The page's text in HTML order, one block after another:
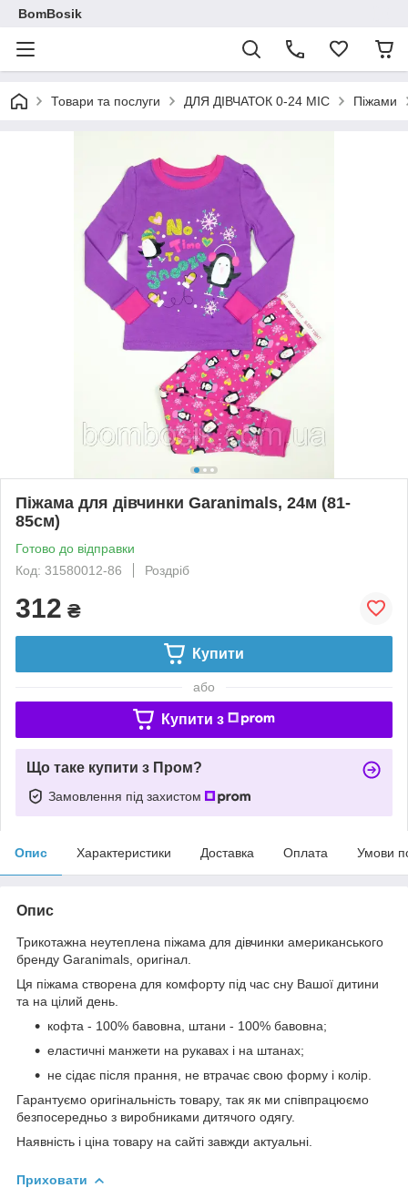
BomBosik
Товари та послуги ДЛЯ ДІВЧАТОК 0-24 МІС Піжами
Піжама для дівчинки Garanimals, 24м (81-
85см)
Готово до відправки
Код: 31580012-86
Роздріб
312 ₴
Купити
або
Купити з
Що таке купити з Пром?
Замовлення під захистом
Опис Характеристики Доставка Оплата Умови
Опис
Трикотажна неутеплена піжама для дівчинки американського
бренду Garanimals, оригінал.
Ця піжама створена для комфорту під час сну Вашої дитини
та на цілий день.
кофта - 100% бавовна, штани - 100% бавовна;
еластичні манжети на рукавах і на штанах;
не сідає після прання, не втрачає свою форму і колір.
Гарантуємо оригінальність товару, так як ми співпрацюємо
безпосередньо з виробниками дитячого одягу.
Наявність і ціна товару на сайті завжди актуальні.
Приховати